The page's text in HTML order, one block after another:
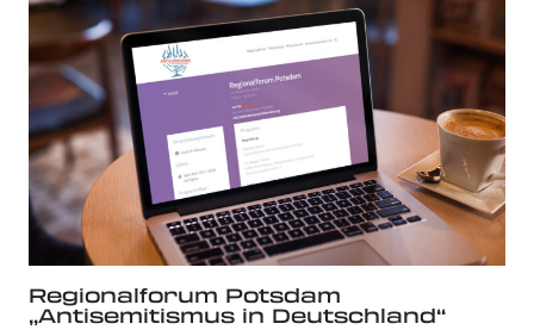
Regionalforum Potsdam
„Antisemitismus in Deutschland“